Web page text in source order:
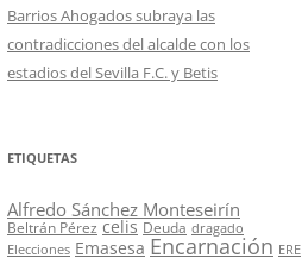
Barrios Ahogados subraya las
contradicciones del alcalde con los
estadios del Sevilla F.C. y Betis
ETIQUETAS
Alfredo Sánchez Monteseirín
Beltrán Pérez celis Deuda dragado
Elecciones Emasesa Encarnación ERE